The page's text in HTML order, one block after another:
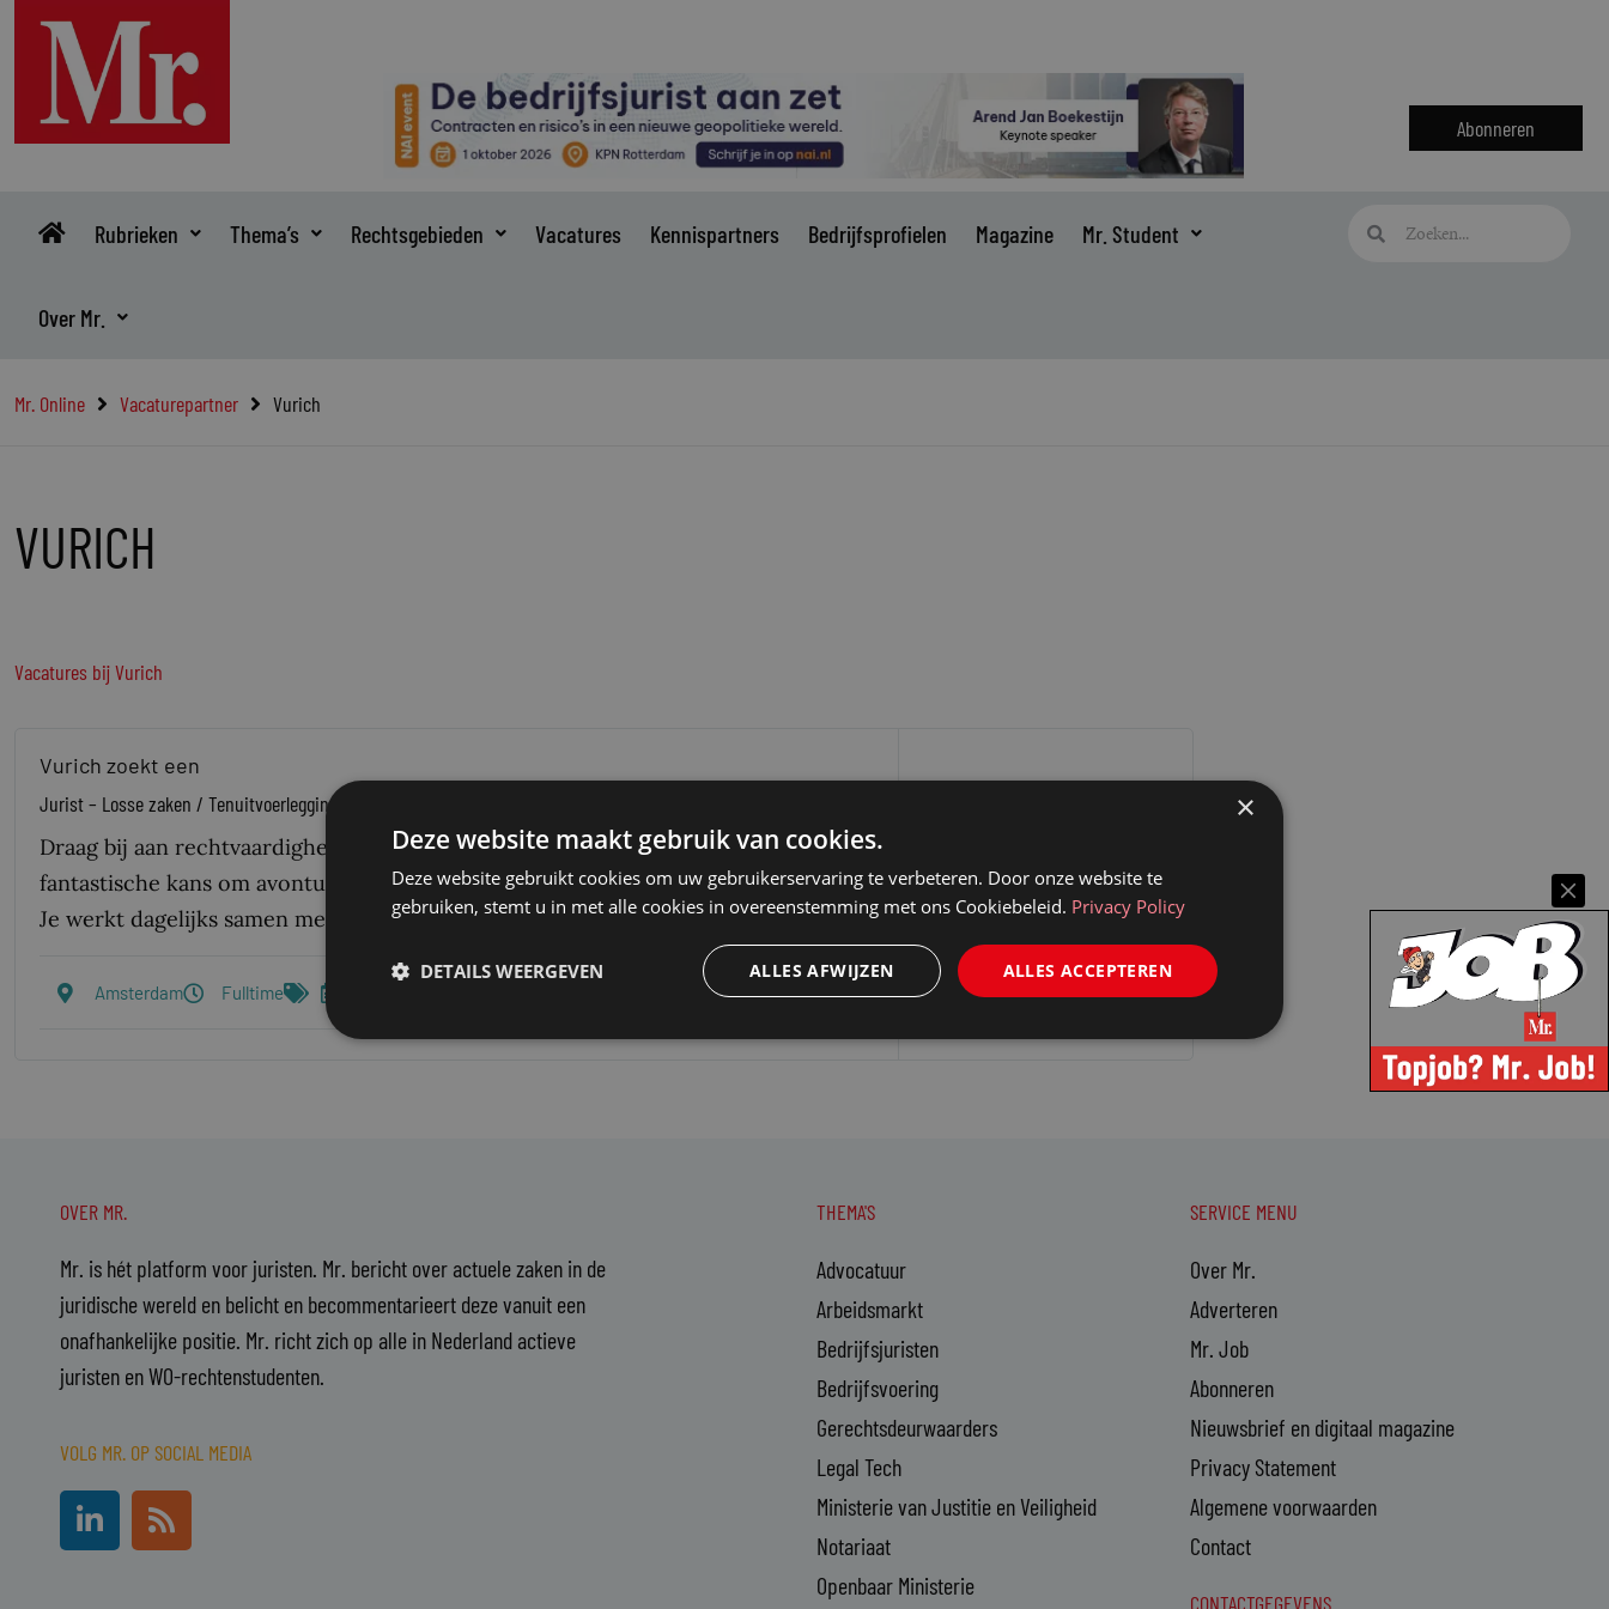
inhoud
Abonneren
Rubrieken Thema’s Rechtsgebieden Vacatures Kennispartners Bedrijfsprofielen Magazine Mr. Student
Over Mr.
Zoeken
Mr. Online Vacaturepartner Vurich
VURICH
Vacatures bij Vurich
Vurich zoekt een
Jurist – Losse zaken / Tenuitvoerlegging – Advocatuur
Draag bij aan rechtvaardigheid als jurist bij Vurich Bij Vurich hebben we een
fantastische kans om avonturen te beleven en bij te dragen aan rechtvaardigheid.
Je werkt dagelijks samen met advocaten aan de meest…
Amsterdam Fulltime
OVER MR.
Mr. is hét platform voor juristen. Mr. bericht over actuele zaken in de
juridische wereld en belicht en becommentarieert deze vanuit een
onafhankelijke positie. Mr. richt zich op alle in Nederland actieve
juristen en WO-rechtenstudenten.
VOLG MR. OP SOCIAL MEDIA
L
i
n
R
s
s
THEMA'S
Advocatuur
Arbeidsmarkt
Bedrijfsjuristen
Bedrijfsvoering
Gerechtsdeurwaarders
Legal Tech
Ministerie van Justitie en Veiligheid
Notariaat
Openbaar Ministerie
SERVICE MENU
Over Mr.
Adverteren
Mr. Job
Abonneren
Nieuwsbrief en digitaal magazine
Privacy Statement
Algemene voorwaarden
Contact
CONTACTGEGEVENS
×
Deze website maakt gebruik van cookies.
Deze website gebruikt cookies om uw gebruikerservaring te verbeteren. Door onze website te
gebruiken, stemt u in met alle cookies in overeenstemming met ons Cookiebeleid. Privacy Policy
ALLES ACCEPTEREN
ALLES AFWIJZEN
DETAILS WEERGEVEN